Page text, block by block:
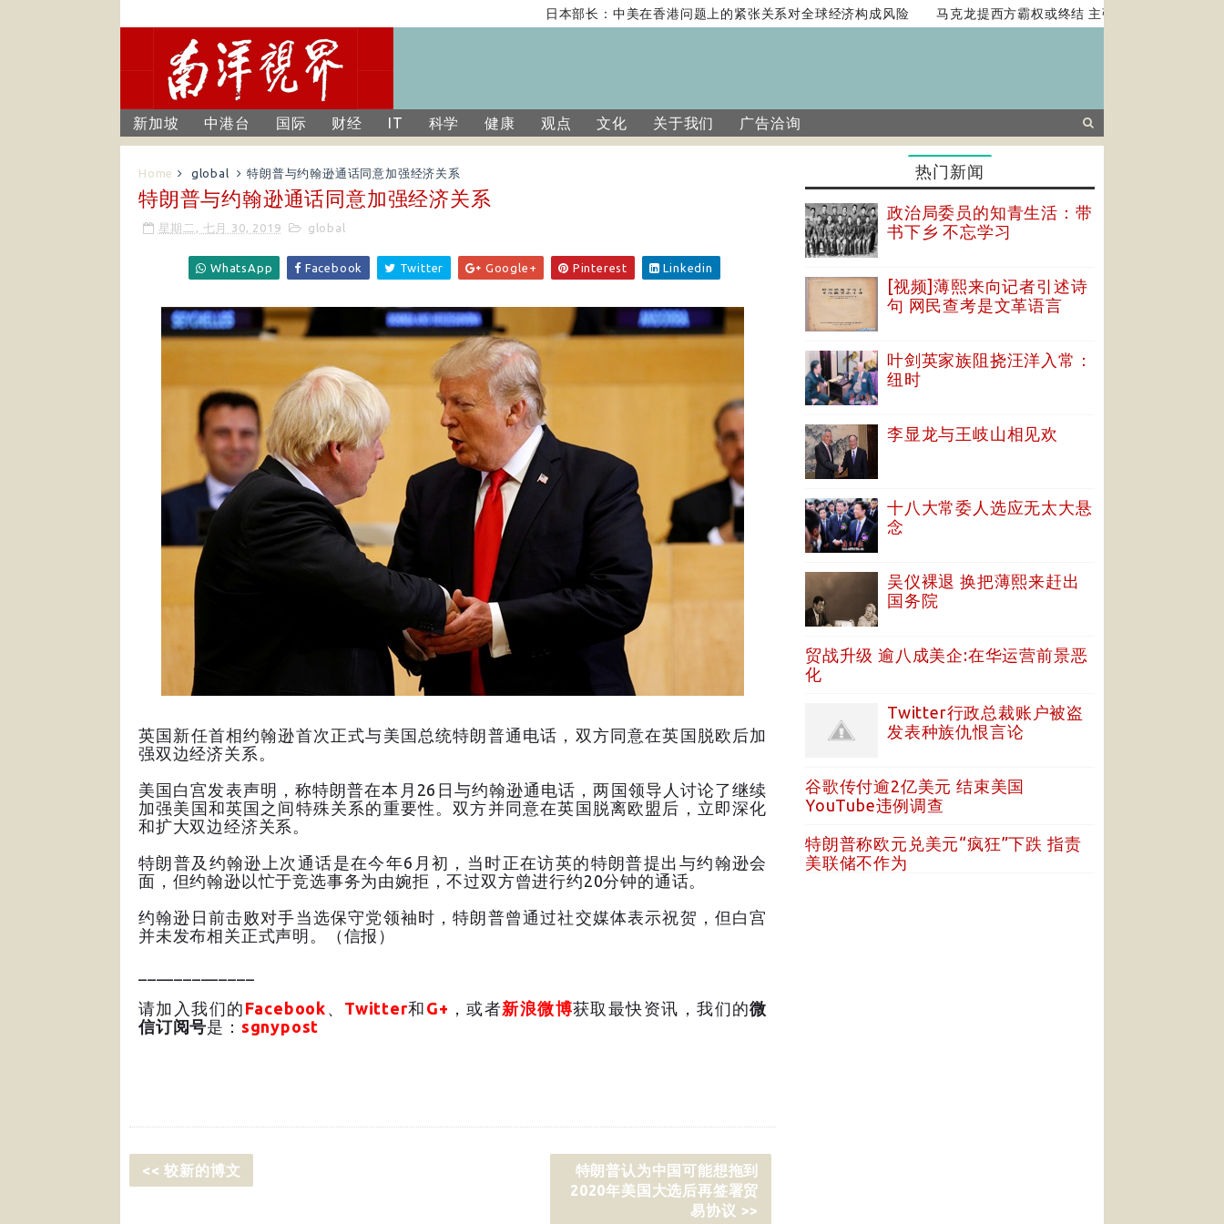
日本部长：中美在香港问题上的紧张关系对全球经济构成风险 马克龙提西方霸权或终结 主张法国扮演平衡角色
新加坡 中港台 国际 财经 IT 科学 健康 观点 文化 关于我们 广告洽询
Home global 特朗普与约翰逊通话同意加强经济关系
特朗普与约翰逊通话同意加强经济关系
星期二, 七月 30, 2019 global
WhatsApp Facebook Twitter Google+ Pinterest Linkedin
英国新任首相约翰逊首次正式与美国总统特朗普通电话，双方同意在英国脱欧后加
强双边经济关系。
美国白宫发表声明，称特朗普在本月26日与约翰逊通电话，两国领导人讨论了继续
加强美国和英国之间特殊关系的重要性。双方并同意在英国脱离欧盟后，立即深化
和扩大双边经济关系。
特朗普及约翰逊上次通话是在今年6月初，当时正在访英的特朗普提出与约翰逊会
面，但约翰逊以忙于竞选事务为由婉拒，不过双方曾进行约20分钟的通话。
约翰逊日前击败对手当选保守党领袖时，特朗普曾通过社交媒体表示祝贺，但白宫
并未发布相关正式声明。（信报）
请加入我们的 Facebook 、 Twitter和 G+ ，或者新浪微博获取最快资讯，我们的微
信订阅号是： sgnypost
<< 较新的博文
特朗普认为中国可能想拖到
2020年美国大选后再签署贸
易协议 >>
热门新闻
政治局委员的知青生活：带
书下乡 不忘学习
[视频]薄熙来向记者引述诗
句 网民查考是文革语言
叶剑英家族阻挠汪洋入常：
纽时
李显龙与王岐山相见欢
十八大常委人选应无太大悬
念
吴仪裸退 换把薄熙来赶出
国务院
贸战升级 逾八成美企:在华运营前景恶
化
Twitter行政总裁账户被盗
发表种族仇恨言论
谷歌传付逾2亿美元 结束美国
YouTube违例调查
特朗普称欧元兑美元“疯狂”下跌 指责
美联储不作为